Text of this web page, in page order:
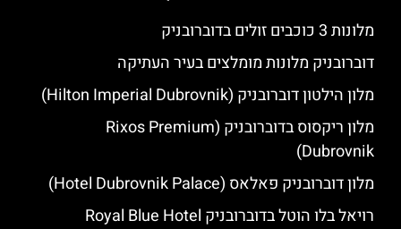
מלונות 3 כוכבים זולים בדוברובניק
דוברובניק מלונות מומלצים בעיר העתיקה
מלון הילטון דוברובניק (Hilton Imperial Dubrovnik)
מלון ריקסוס בדוברובניק (Rixos Premium
Dubrovnik)
מלון דוברובניק פאלאס (Hotel Dubrovnik Palace)
רויאל בלו הוטל בדוברובניק Royal Blue Hotel